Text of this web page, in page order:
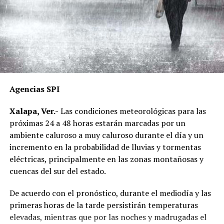
le han dicho así.
“Él es un estudiante, repartidor como todos nosotros.
No entiendo qué línea de investigación lo lleva
directamente a él. Él se reportó 9:54 de la mañana que
iba a hacer un reparto a Costco y desde ahí no supimos
bien su trabajo y lo liberen porque insistieron en que el
día de los hechos estuvo en Xalapa.
RELATED TOPICS:
Crecen crímenes de odio, acusan
ANTES
Enviarán 165 millones para promoción de la salud
Agencias SPI
Xalapa, Ver.- Las condiciones meteorológicas para las
próximas 24 a 48 horas estarán marcadas por un
ambiente caluroso a muy caluroso durante el día y un
incremento en la probabilidad de lluvias y tormentas
eléctricas, principalmente en las zonas montañosas y
cuencas del sur del estado.
De acuerdo con el pronóstico, durante el mediodía y las
primeras horas de la tarde persistirán temperaturas
elevadas, mientras que por las noches y madrugadas el